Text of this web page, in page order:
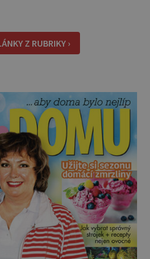
snadno rozšíří ze
na další potraviny. Dobro
Z RUBRIKY ›